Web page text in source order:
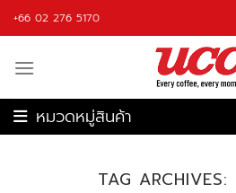
Skip
to
+66 02 276 5170
เครื่องชงกาแฟอัตโนมัติ
เ
TAG ARCHIVES: